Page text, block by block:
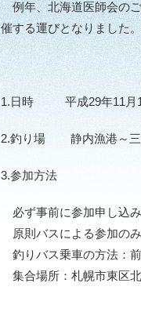
例年、北海道医師会のご
催する運びとなりました
1.日時 平成29年11月12
2.釣り場 静内漁港～三
3.参加方法
必ず事前に参加申し込み
原則バスによる参加の
釣りバス乗車の方法：
集合場所：札幌市東区